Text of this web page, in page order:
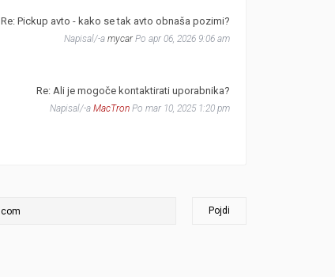
Re: Pickup avto - kako se tak avto obnaša pozimi?
Napisal/-a mycarPo apr 06, 2026 9:06 am
Re: Ali je mogoče kontaktirati uporabnika?
Napisal/-a MacTron Po mar 10, 2025 1:20 pm
Pojdi